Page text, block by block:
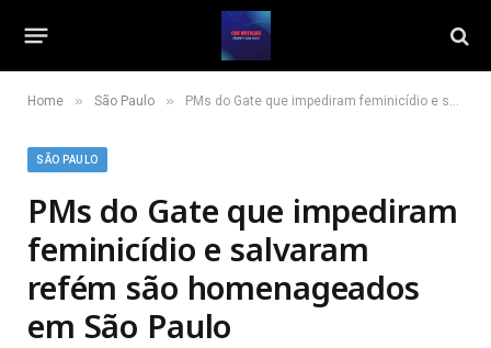
Home » São Paulo » PMs do Gate que impediram feminicídio e salvaram refém são homenageados em São Paulo
SÃO PAULO
PMs do Gate que impediram
feminicídio e salvaram
refém são homenageados
em São Paulo